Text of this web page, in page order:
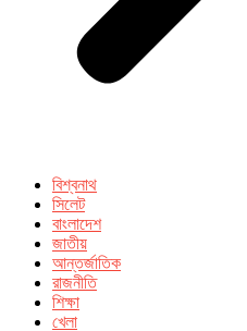
বিশ্বনাথ
সিলেট
বাংলাদেশ
জাতীয়
আন্তর্জাতিক
রাজনীতি
শিক্ষা
খেলা